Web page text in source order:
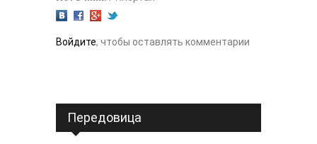
Войдите, чтобы оставлять комментарии
Передовица